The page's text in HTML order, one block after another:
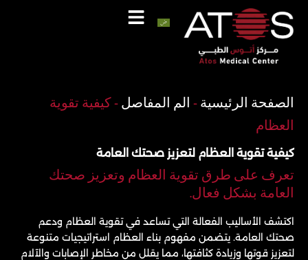
المحتوى
الصفحة الرئيسية- الم المفاصل-كيفية تقوية
العظام
كيفية تقوية العظام لتعزيز صحتك العامة
تعرف على طرق تقوية العظام وتعزيز صحتك
العامة بشكل فعال.
اكتشف الأساليب الفعالة التي تساعد في تقوية العظام ودعم
صحتك العامة. يتضمن مفهوم بناء العظام استراتيجيات متنوعة
لتعزيز قوتها وزيادة كثافتها، مما يقلل من مخاطر الإصابات والآلام